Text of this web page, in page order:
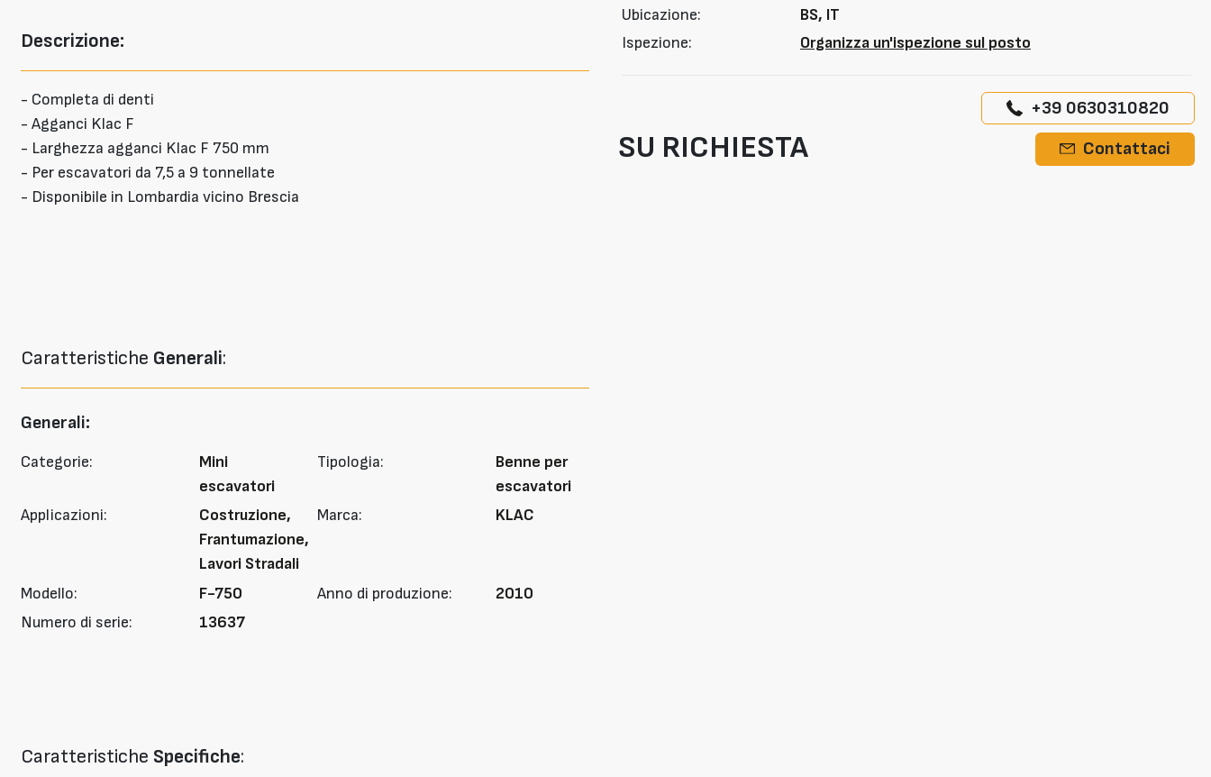
Descrizione:
- Completa di denti
- Agganci Klac F
- Larghezza agganci Klac F 750 mm
- Per escavatori da 7,5 a 9 tonnellate
- Disponibile in Lombardia vicino Brescia
Caratteristiche Generali:
Generali:
Categorie:
Mini
escavatori
Tipologia:
Benne per
escavatori
Applicazioni:
Costruzione,
Frantumazione,
Lavori Stradali
Marca: KLAC
Modello: F-750 Anno di produzione:
2010
Numero di serie:
13637
Caratteristiche Specifiche:
Ubicazione:
BS, IT
Ispezione:
Organizza un'ispezione sul posto
SU RICHIESTA
+39 0630310820
Contattaci